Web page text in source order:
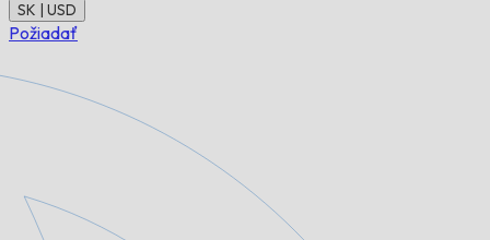
SK | USD
Požiadať